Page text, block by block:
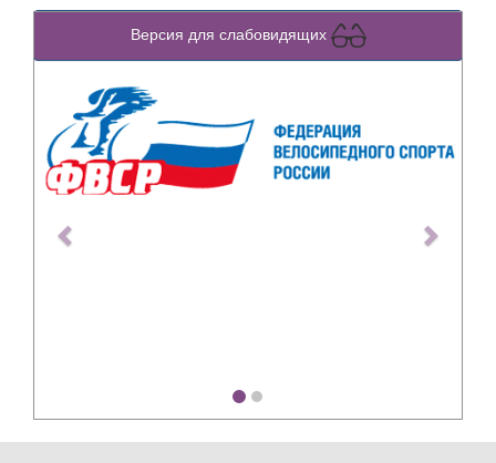
Версия для слабовидящих
Previous